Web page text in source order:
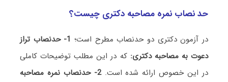
حد نصاب نمره مصاحبه دکتری چیست؟
در آزمون دکتری دو حدنصاب مطرح است؛
1- حدنصاب تراز
دعوت به مصاحبه دکتری: که در این مطلب توضیحات کاملی
در این خصوص ارائه شده است. 2- حدنصاب نمره مصاحبه